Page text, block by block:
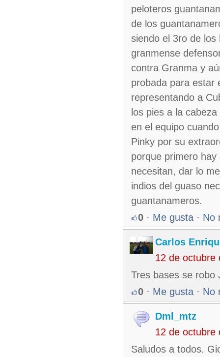
peloteros
de los
siendo el 3ro de
granmense
contra Granma y
probada para estar
representando a
los pies a la
en el equipo
Pinky por su
porque primero
necesitan, dar lo
indios del guaso
guantanameros.
0 · Me gusta · No
Carlos
12 de octubre
Tres bases se robo
0 · Me gusta · No
Dml_mtz
12 de octubre
Saludos a todos.